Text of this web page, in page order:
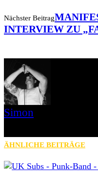
Nächster Beitrag
INTERVIEW ZU
Simon
ÄHNLICHE BEITRÄGE